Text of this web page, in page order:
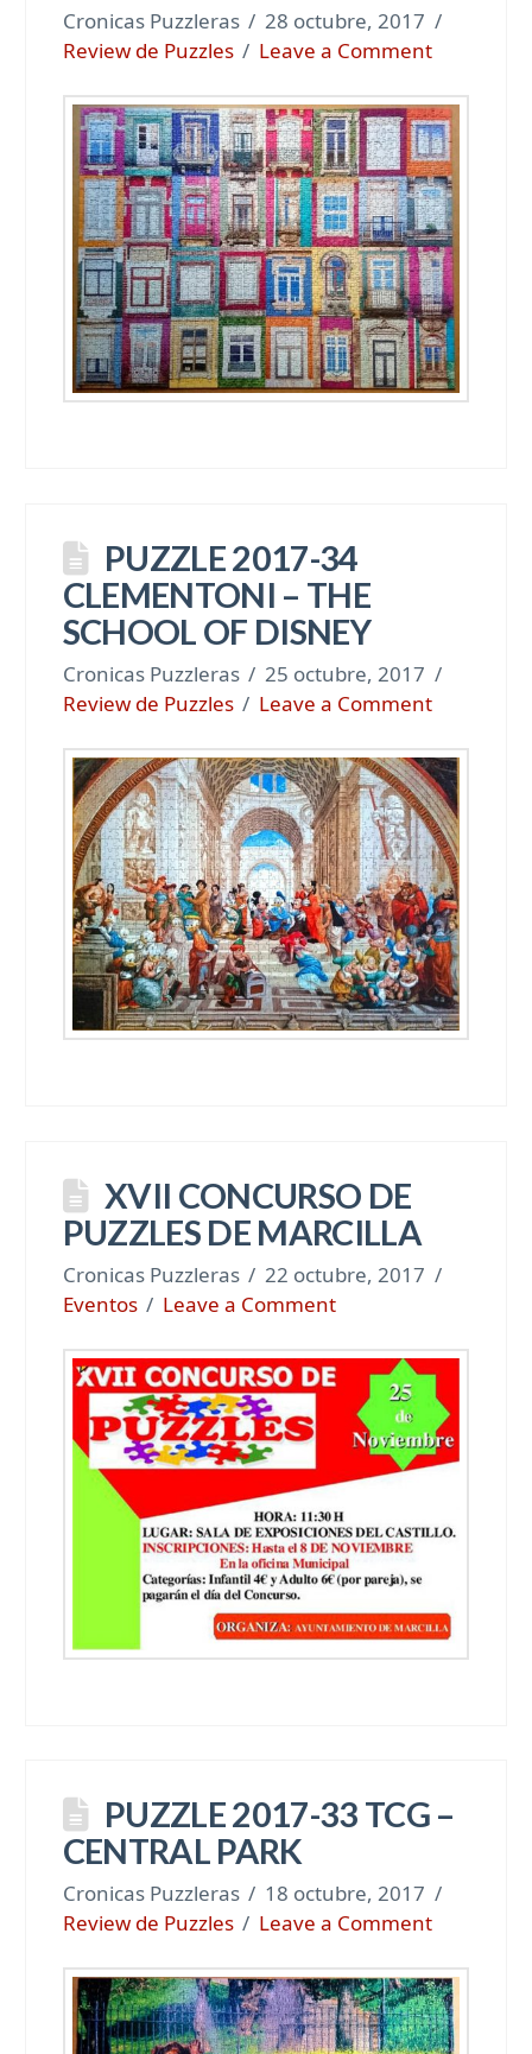
Cronicas Puzzleras
28 octubre, 2017
Review de Puzzles
Leave a Comment
PUZZLE 2017-34
CLEMENTONI – THE
SCHOOL OF DISNEY
Cronicas Puzzleras
25 octubre, 2017
Review de Puzzles
Leave a Comment
XVII CONCURSO DE
PUZZLES DE MARCILLA
Cronicas Puzzleras
22 octubre, 2017
Eventos
Leave a Comment
PUZZLE 2017-33 TCG –
CENTRAL PARK
Cronicas Puzzleras
18 octubre, 2017
Review de Puzzles
Leave a Comment